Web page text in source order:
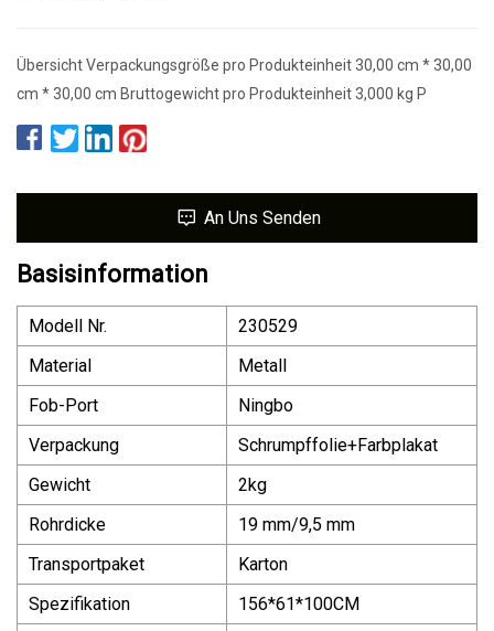
Übersicht Verpackungsgröße pro Produkteinheit 30,00 cm * 30,00
cm * 30,00 cm Bruttogewicht pro Produkteinheit 3,000 kg P
An Uns Senden
Basisinformation
Modell Nr.
230529
Material
Metall
Fob-Port
Ningbo
Verpackung
Schrumpffolie+Farbplakat
Gewicht
2kg
Rohrdicke
19 mm/9,5 mm
Transportpaket
Karton
Spezifikation
156*61*100CM